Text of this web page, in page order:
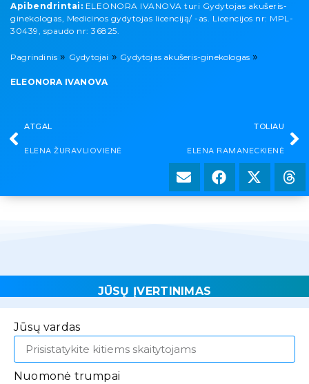
Apibendrintai: ELEONORA IVANOVA turi Gydytojas akušeris-
ginekologas, Medicinos gydytojas licenciją/ -as. Licencijos nr: MPL-
30439, spaudo nr: 36825.
Pagrindinis » Gydytojai » Gydytojas akušeris-ginekologas »
ELEONORA IVANOVA
ATGAL
ELENA ŽURAVLIOVIENĖ
TOLIAU
ELENA RAMANECKIENĖ
JŪSŲ ĮVERTINIMAS
Jūsų vardas
Nuomonė trumpai